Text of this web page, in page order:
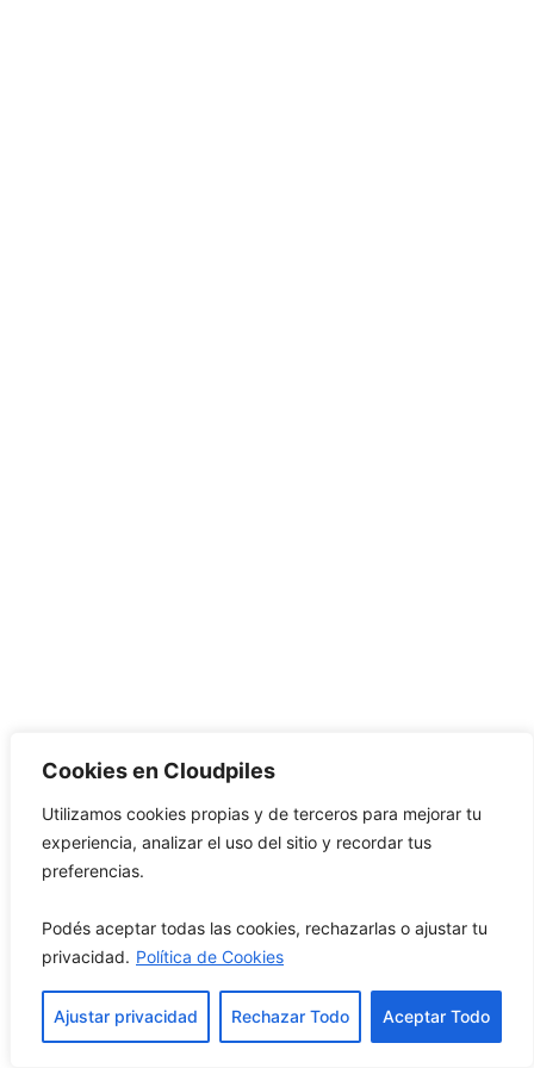
Cookies en Cloudpiles
Utilizamos cookies propias y de terceros para mejorar tu
experiencia, analizar el uso del sitio y recordar tus
preferencias.
Podés aceptar todas las cookies, rechazarlas o ajustar tu
privacidad. Política de Cookies
Ajustar privacidad Rechazar Todo Aceptar Todo